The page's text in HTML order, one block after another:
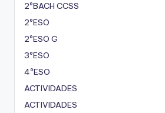
2ºBACH CCSS
2ºESO
2ºESO G
3ºESO
4ºESO
ACTIVIDADES
ACTIVIDADES